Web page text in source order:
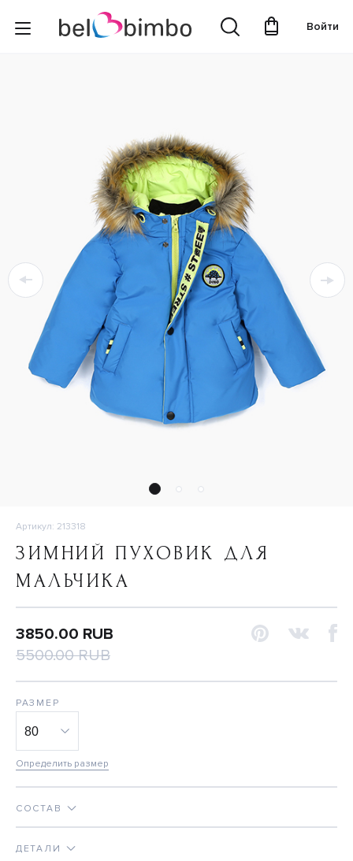
Войти
Артикул: 213318
ЗИМНИЙ ПУХОВИК ДЛЯ
МАЛЬЧИКА
3850.00 RUB
5500.00 RUB
РАЗМЕР
Определить размер
СОСТАВ
ДЕТАЛИ